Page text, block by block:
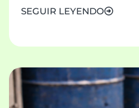
SEGUIR LEYENDO